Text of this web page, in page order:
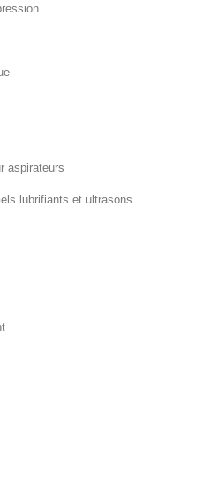
aspirateurs
lubrifiants et ultrasons